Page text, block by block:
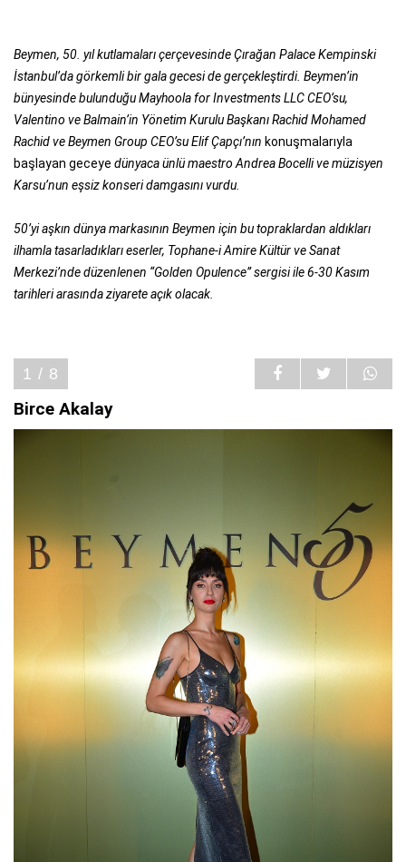
Beymen, 50. yıl kutlamaları çerçevesinde Çırağan Palace Kempinski
İstanbul’da görkemli bir gala gecesi de gerçekleştirdi. Beymen’in
bünyesinde bulunduğu Mayhoola for Investments LLC CEO’su,
Valentino ve Balmain’in Yönetim Kurulu Başkanı Rachid Mohamed
Rachid ve Beymen Group CEO’su Elif Çapçı’nın konuşmalarıyla
başlayan geceye dünyaca ünlü maestro Andrea Bocelli ve müzisyen
Karsu’nun eşsiz konseri damgasını vurdu.
50’yi aşkın dünya markasının Beymen için bu topraklardan aldıkları
ilhamla tasarladıkları eserler, Tophane-i Amire Kültür ve Sanat
Merkezi’nde düzenlenen “Golden Opulence” sergisi ile 6-30 Kasım
tarihleri arasında ziyarete açık olacak.
1 / 8
Birce Akalay